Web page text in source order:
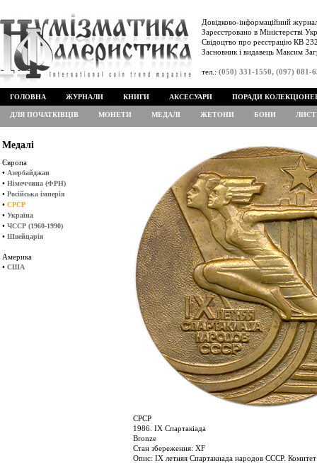
Довідково-інформаційний
Зареєстровано в Міністерстві
Свідоцтво про реєстрацію КВ
Засновник і видавець Максим
тел.: (050) 331-1550, (097) 081-
ГОЛОВНА ЖУРНАЛИ КНИГИ АКСЕСУАРИ ПОРАДИ
ДЛЯ ПОЧАТКІВЦІВ МОНЕТИ МЕДАЛІ ЖЕТОНИ БОНИ
Медалі
Європа
• Азербайджан
• Німеччина (ФРН)
• Російська імперія
• СРСР
• Україна
• ЧССР (1960-1990)
• Швейцарія
Америка
• США
СРСР
1986. ІХ Спартакіада
Bronze
Стан збереження: XF
Опис: ІХ летняя Спартакиада народов СССР.